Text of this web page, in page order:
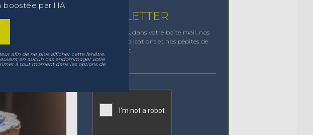
NEWSLETTER
Chaque mois, dans votre boîte mail, nos
dernières publications et nos pépites de
management
boostée par l'IA
afin de ne plus afficher cette fenêtre.
en aucun cas endommager votre
à tout moment dans les options de